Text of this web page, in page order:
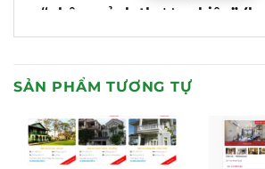
“phân mảnh thương hiệu”
fragmentation)nghiêm trọng.
duy nhất, mạnh mẽ; thay vào
thiếu chuyên nghiệp
Để giải quyết vấn đề này,
Mẫu
SẢN PHẨM TƯƠNG TỰ